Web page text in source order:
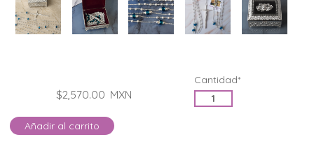
$2,570.00 MXN
Cantidad*
Añadir al carrito